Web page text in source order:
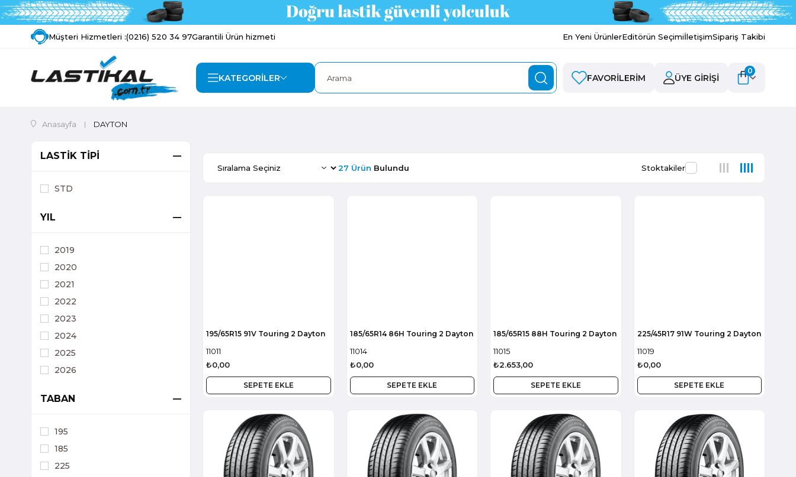
Müşteri Hizmetleri :(0216) 520 34 97Garantili Ürün hizmeti En Yeni ÜrünlerEditörün SeçimiİletişimSipariş Takibi
KATEGORİLER FAVORILERIM ÜYE GIRIŞI
0
Anasayfa DAYTON
LASTİK TİPİ
STD
YIL
2019
2020
2021
2022
2023
2024
2025
2026
TABAN
195
185
225
Stoktakiler
27 Ürün
195/65R15 91V Touring 2 Dayton
11011
₺0,00
SEPETE EKLE
185/65R14 86H Touring 2 Dayton
11014
₺0,00
SEPETE EKLE
185/65R15 88H Touring 2 Dayton
11015
₺2.653,00
SEPETE EKLE
225/45R17 91W Touring 2 Dayton
11019
₺0,00
SEPETE EKLE